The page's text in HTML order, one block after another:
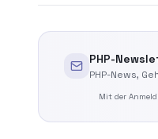
PHP-
PHP-News,
Mit der